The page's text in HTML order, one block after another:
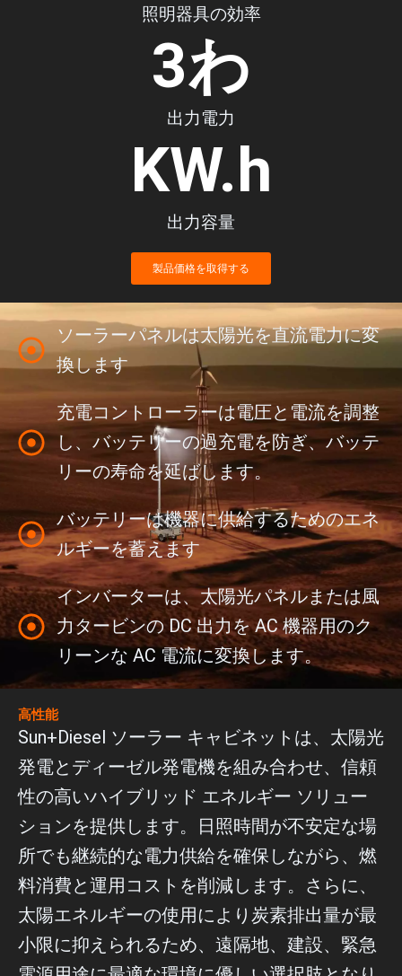
照明器具の効率
出力電力
3わ
出力容量
KW.h
製品価格を取得する
ソーラーパネルは太陽光を直流電力に変
換します
充電コントローラーは電圧と電流を調整
し、バッテリーの過充電を防ぎ、バッテ
リーの寿命を延ばします。
バッテリーは機器に供給するためのエネ
ルギーを蓄えます
インバーターは、太陽光パネルまたは風
力タービンの DC 出力を AC 機器用のク
リーンな AC 電流に変換します。
高性能
Sun+Diesel ソーラー キャビネットは、太陽光
発電とディーゼル発電機を組み合わせ、信頼
性の高いハイブリッド エネルギー ソリュー
ションを提供します。日照時間が不安定な場
所でも継続的な電力供給を確保しながら、燃
料消費と運用コストを削減します。さらに、
太陽エネルギーの使用により炭素排出量が最
小限に抑えられるため、遠隔地、建設、緊急